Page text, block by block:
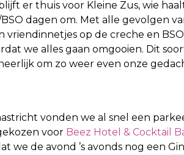
er thuis voor Kleine Zus, wie
dagen om. Met alle gevolgen
vriendinnetjes op de creche en
we alles gaan omgooien. Dit
om zo weer even onze
vonden we al snel een
voor Beez Hotel & Cocktail
we de avond ’s avonds nog een